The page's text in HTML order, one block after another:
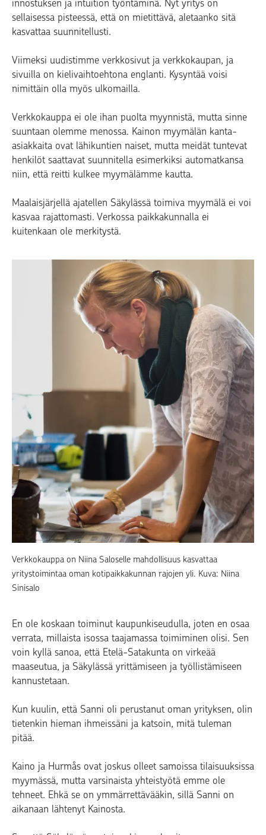
innostuksen ja intuition työntäminä. Nyt yritys on
sellaisessa pisteessä, että on mietittävä, aletaanko sitä
kasvattaa suunnitellusti.
Viimeksi uudistimme verkkosivut ja verkkokaupan, ja
sivuilla on kielivaihtoehtona englanti. Kysyntää voisi
nimittäin olla myös ulkomailla.
Verkkokauppa ei ole ihan puolta myynnistä, mutta sinne
suuntaan olemme menossa. Kainon myymälän kanta-
asiakkaita ovat lähikuntien naiset, mutta meidät tuntevat
henkilöt saattavat suunnitella esimerkiksi automatkansa
niin, että reitti kulkee myymälämme kautta.
Maalaisjärjellä ajatellen Säkylässä toimiva myymälä ei voi
kasvaa rajattomasti. Verkossa paikkakunnalla ei
kuitenkaan ole merkitystä.
Verkkokauppa on Niina Saloselle mahdollisuus kasvattaa
yritystoimintaa oman kotipaikkakunnan rajojen yli. Kuva: Niina
Sinisalo
En ole koskaan toiminut kaupunkiseudulla, joten en osaa
verrata, millaista isossa taajamassa toimiminen olisi. Sen
voin kyllä sanoa, että Etelä-Satakunta on virkeää
maaseutua, ja Säkylässä yrittämiseen ja työllistämiseen
kannustetaan.
Kun kuulin, että Sanni oli perustanut oman yrityksen, olin
tietenkin hieman ihmeissäni ja katsoin, mitä tuleman
pitää.
Kaino ja Hurmås ovat joskus olleet samoissa tilaisuuksissa
myymässä, mutta varsinaista yhteistyötä emme ole
tehneet. Ehkä se on ymmärrettävääkin, sillä Sanni on
aikanaan lähtenyt Kainosta.